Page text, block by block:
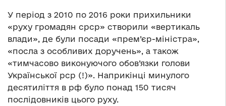
У період з 2010 по 2016 роки прихильники
«руху громадян срср» створили «вертикаль
влади», де були посади «прем’єр-міністра»,
«посла з особливих доручень», а також
«тимчасово виконуючого обов’язки голови
Української рср (!)». Наприкінці минулого
десятиліття в рф було понад 150 тисяч
послідовників цього руху.